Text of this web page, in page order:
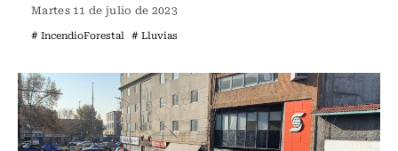
Martes 11 de julio de 2023
# IncendioForestal # Lluvias